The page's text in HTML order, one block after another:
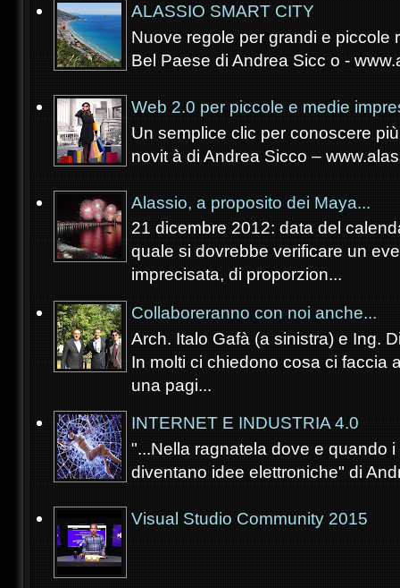
ALASSIO SMART CITY
Nuove regole per grandi e piccole
Bel Paese di Andrea Sicc o -
Web 2.0 per piccole e medie
Un semplice clic per conoscere
novit à di Andrea Sicco –
Alassio, a proposito dei Maya...
21 dicembre 2012: data del
quale si dovrebbe verificare un
imprecisata, di proporzion...
Collaboreranno con noi anche...
Arch. Italo Gafà (a sinistra) e Ing.
In molti ci chiedono cosa ci faccia
una pagi...
INTERNET E INDUSTRIA 4.0
"...Nella ragnatela dove e quando
diventano idee elettroniche" di
Visual Studio Community 2015